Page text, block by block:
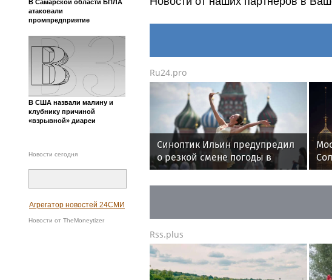
В Самарской области БПЛА
атаковали
промпредприятие
В США назвали малину и
клубнику причиной
«взрывной» диареи
Новости сегодня
Агрегатор новостей 24СМИ
Новости от TheMoneytizer
Ru24.pro
Синоптик Ильин предупредил
о резкой смене погоды в
Москве
Rss.plus